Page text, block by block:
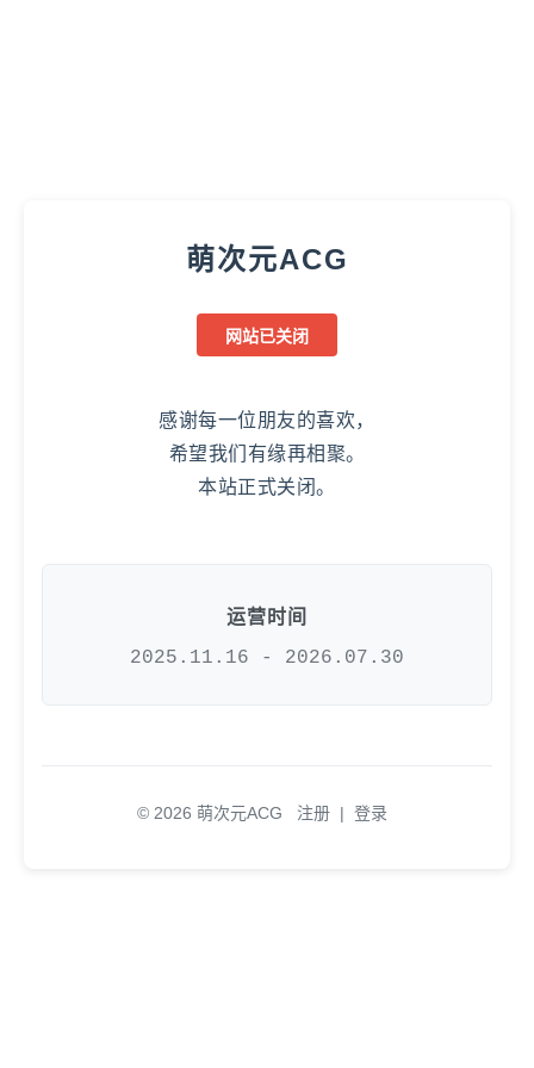
萌次元ACG
网站已关闭
感谢每一位朋友的喜欢，
希望我们有缘再相聚。
本站正式关闭。
运营时间
2025.11.16 - 2026.07.30
© 2026 萌次元ACG 注册 | 登录